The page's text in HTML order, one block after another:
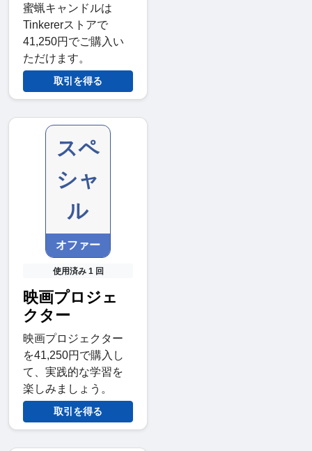
蜜蝋キャンドルは
Tinkererストアで
41,250円でご購入い
ただけます。
取引を得る
スペ
シャ
ル
オファー
使用済み 1 回
映画プロジェ
クター
映画プロジェクター
を41,250円で購入し
て、実践的な学習を
楽しみましょう。
取引を得る